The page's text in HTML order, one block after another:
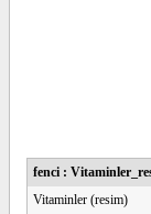
fenci :
Vitaminler (resim)